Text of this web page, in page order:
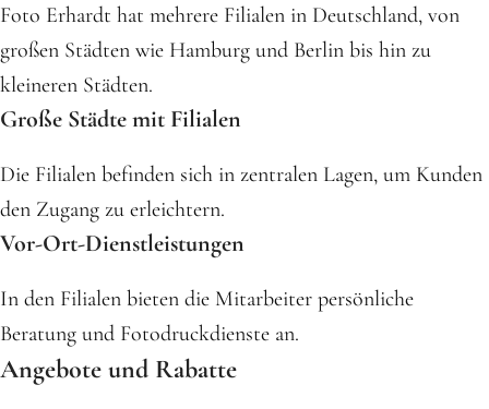
Foto Erhardt hat mehrere Filialen in Deutschland, von
großen Städten wie Hamburg und Berlin bis hin zu
kleineren Städten.
Große Städte mit Filialen
Die Filialen befinden sich in zentralen Lagen, um Kunden
den Zugang zu erleichtern.
Vor-Ort-Dienstleistungen
In den Filialen bieten die Mitarbeiter persönliche
Beratung und Fotodruckdienste an.
Angebote und Rabatte